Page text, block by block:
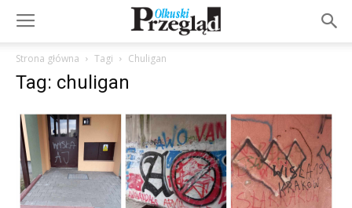
Strona główna Tagi Chuligan
Tag: chuligan